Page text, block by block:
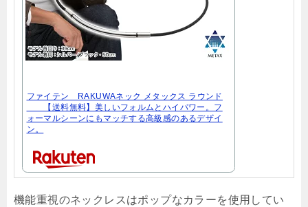
ファイテン RAKUWAネック メタックス ラウンド
【送料無料】美しいフォルムとハイパワー。フ
ォーマルシーンにもマッチする高級感のあるデザイ
ン。
機能重視のネックレスはポップなカラーを使用してい